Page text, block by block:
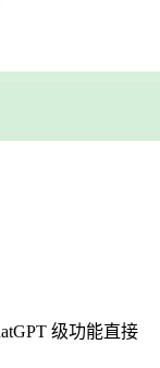
级功能直接